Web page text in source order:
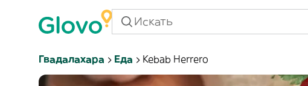
Гвадалахара Еда Kebab Herrero